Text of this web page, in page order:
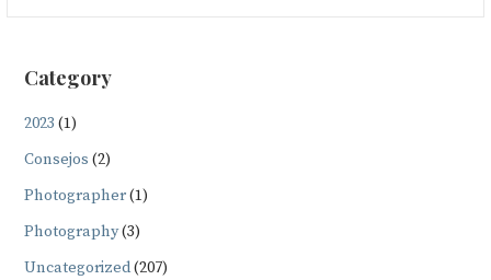
Category
2023 (1)
Consejos (2)
Photographer(1)
Photography(3)
Uncategorized(207)